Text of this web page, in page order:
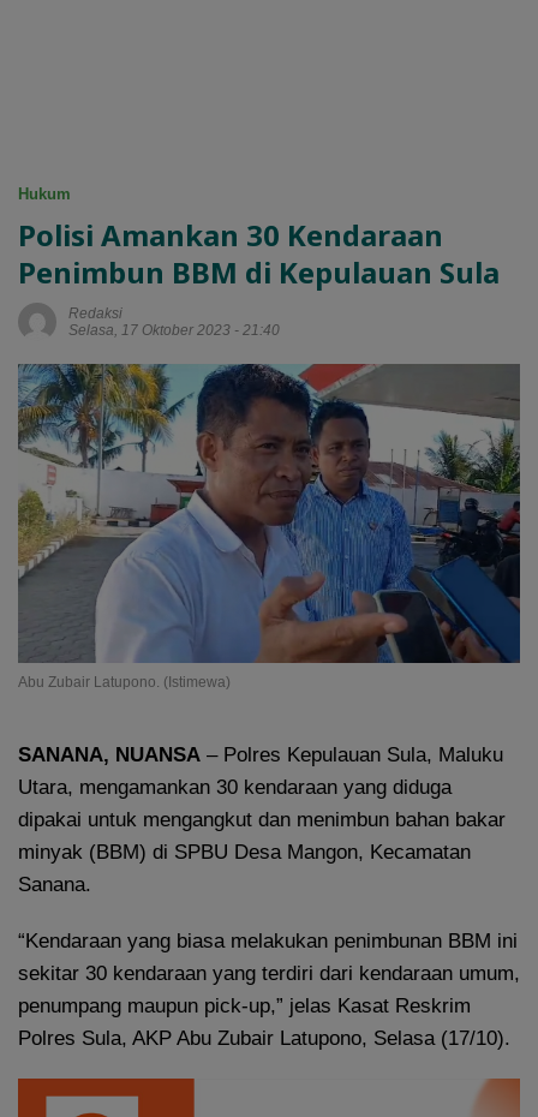
Hukum
Polisi Amankan 30 Kendaraan
Penimbun BBM di Kepulauan Sula
Redaksi
Selasa, 17 Oktober 2023 - 21:40
Abu Zubair Latupono. (Istimewa)
SANANA, NUANSA – Polres Kepulauan Sula, Maluku
Utara, mengamankan 30 kendaraan yang diduga
dipakai untuk mengangkut dan menimbun bahan bakar
minyak (BBM) di SPBU Desa Mangon, Kecamatan
Sanana.
“Kendaraan yang biasa melakukan penimbunan BBM ini
sekitar 30 kendaraan yang terdiri dari kendaraan umum,
penumpang maupun pick-up,” jelas Kasat Reskrim
Polres Sula, AKP Abu Zubair Latupono, Selasa (17/10).